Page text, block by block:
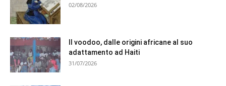
02/08/2026
Il voodoo, dalle origini africane al suo
adattamento ad Haiti
31/07/2026